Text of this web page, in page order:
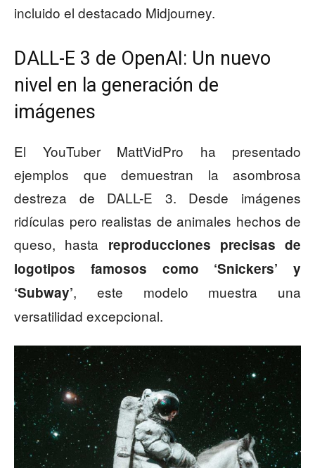
incluido el destacado Midjourney.
DALL-E 3 de OpenAI: Un nuevo
nivel en la generación de
imágenes
El YouTuber MattVidPro ha presentado
ejemplos que demuestran la asombrosa
destreza de DALL-E 3. Desde imágenes
ridículas pero realistas de animales hechos de
queso, hasta reproducciones precisas de
logotipos famosos como ‘Snickers’ y
‘Subway’, este modelo muestra una
versatilidad excepcional.